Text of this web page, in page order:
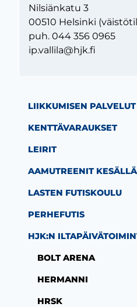
LIIKKUMISEN PALVELUT
KENTTÄVARAUKSET
LEIRIT
AAMUTREENIT
LASTEN FUTISKOULU
PERHEFUTIS
HJK:N
BOLT ARENA
HERMANNI
HRSK
Nilsiänkatu 3
00510 Helsinki
puh. 044 356 0965
ip.vallila@hjk.fi